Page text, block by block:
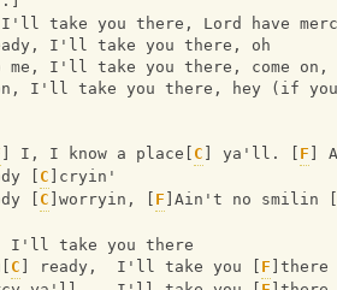
I'll take you there, Lord have
I'll take you there, oh
me, I'll take you there, come
I'll take you there, hey (if you
] I, I know a place[ C ] ya'll. [ F ]
[ C ]cryin'
[ C ]worryin, [ F ]Ain't no smilin [
I'll take you there
C ] ready,  I'll take you [ F ]there